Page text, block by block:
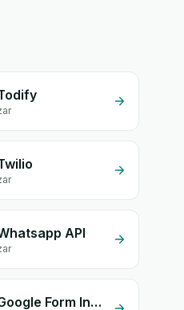
API
STM Express + Google Form Integration